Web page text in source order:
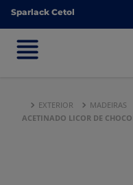
Sparlack Cetol
Sparlack Cetol
EXTERIOR MADEIRAS
ACETINADO LICOR DE